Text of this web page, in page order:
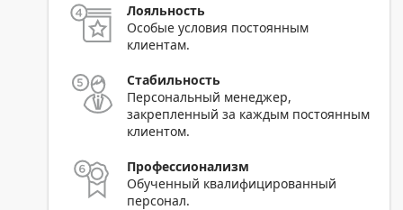
Лояльность
Особые условия постоянным
клиентам.
Стабильность
Персональный менеджер,
закрепленный за каждым постоянным
клиентом.
Профессионализм
Обученный квалифицированный
персонал.